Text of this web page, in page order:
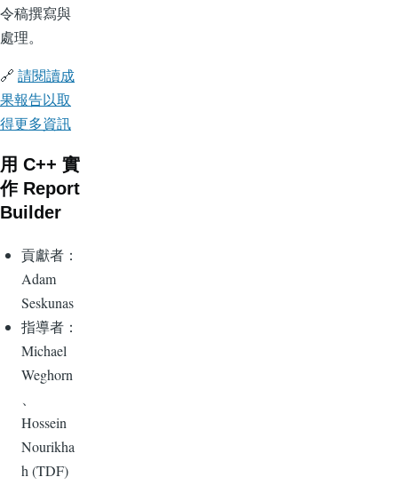
令稿撰寫與
處理。
🔗 請閱讀成
果報告以取
得更多資訊
用 C++ 實
作 Report
Builder
貢獻者：
Adam
Seskunas
指導者：
Michael
Weghorn
Hossein
Nourikha
h (TDF)